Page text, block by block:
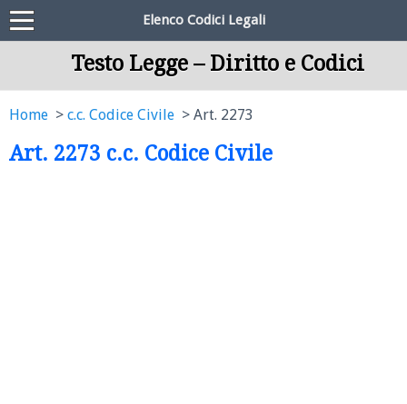
Elenco Codici Legali
Testo Legge – Diritto e Codici
Home c.c. Codice Civile Art. 2273
Art. 2273 c.c. Codice Civile